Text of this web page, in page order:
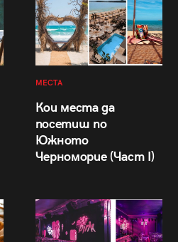
МЕСТА
Кои места да
посетиш по
Южното
Черноморие (Част I)